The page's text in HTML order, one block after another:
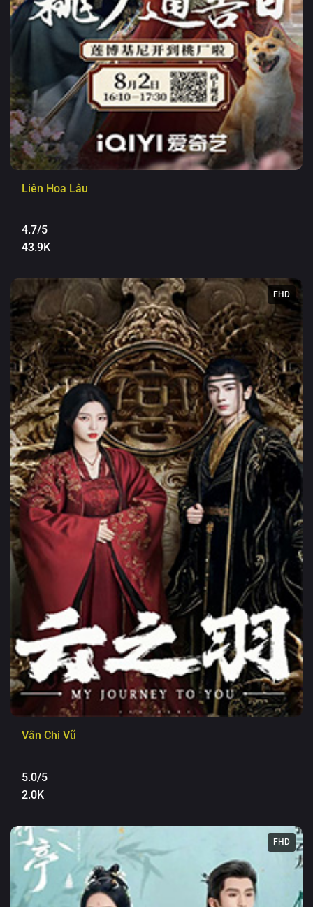
Liên Hoa Lâu
4.7/5
43.9K
FHD
Vân Chi Vũ
5.0/5
2.0K
FHD